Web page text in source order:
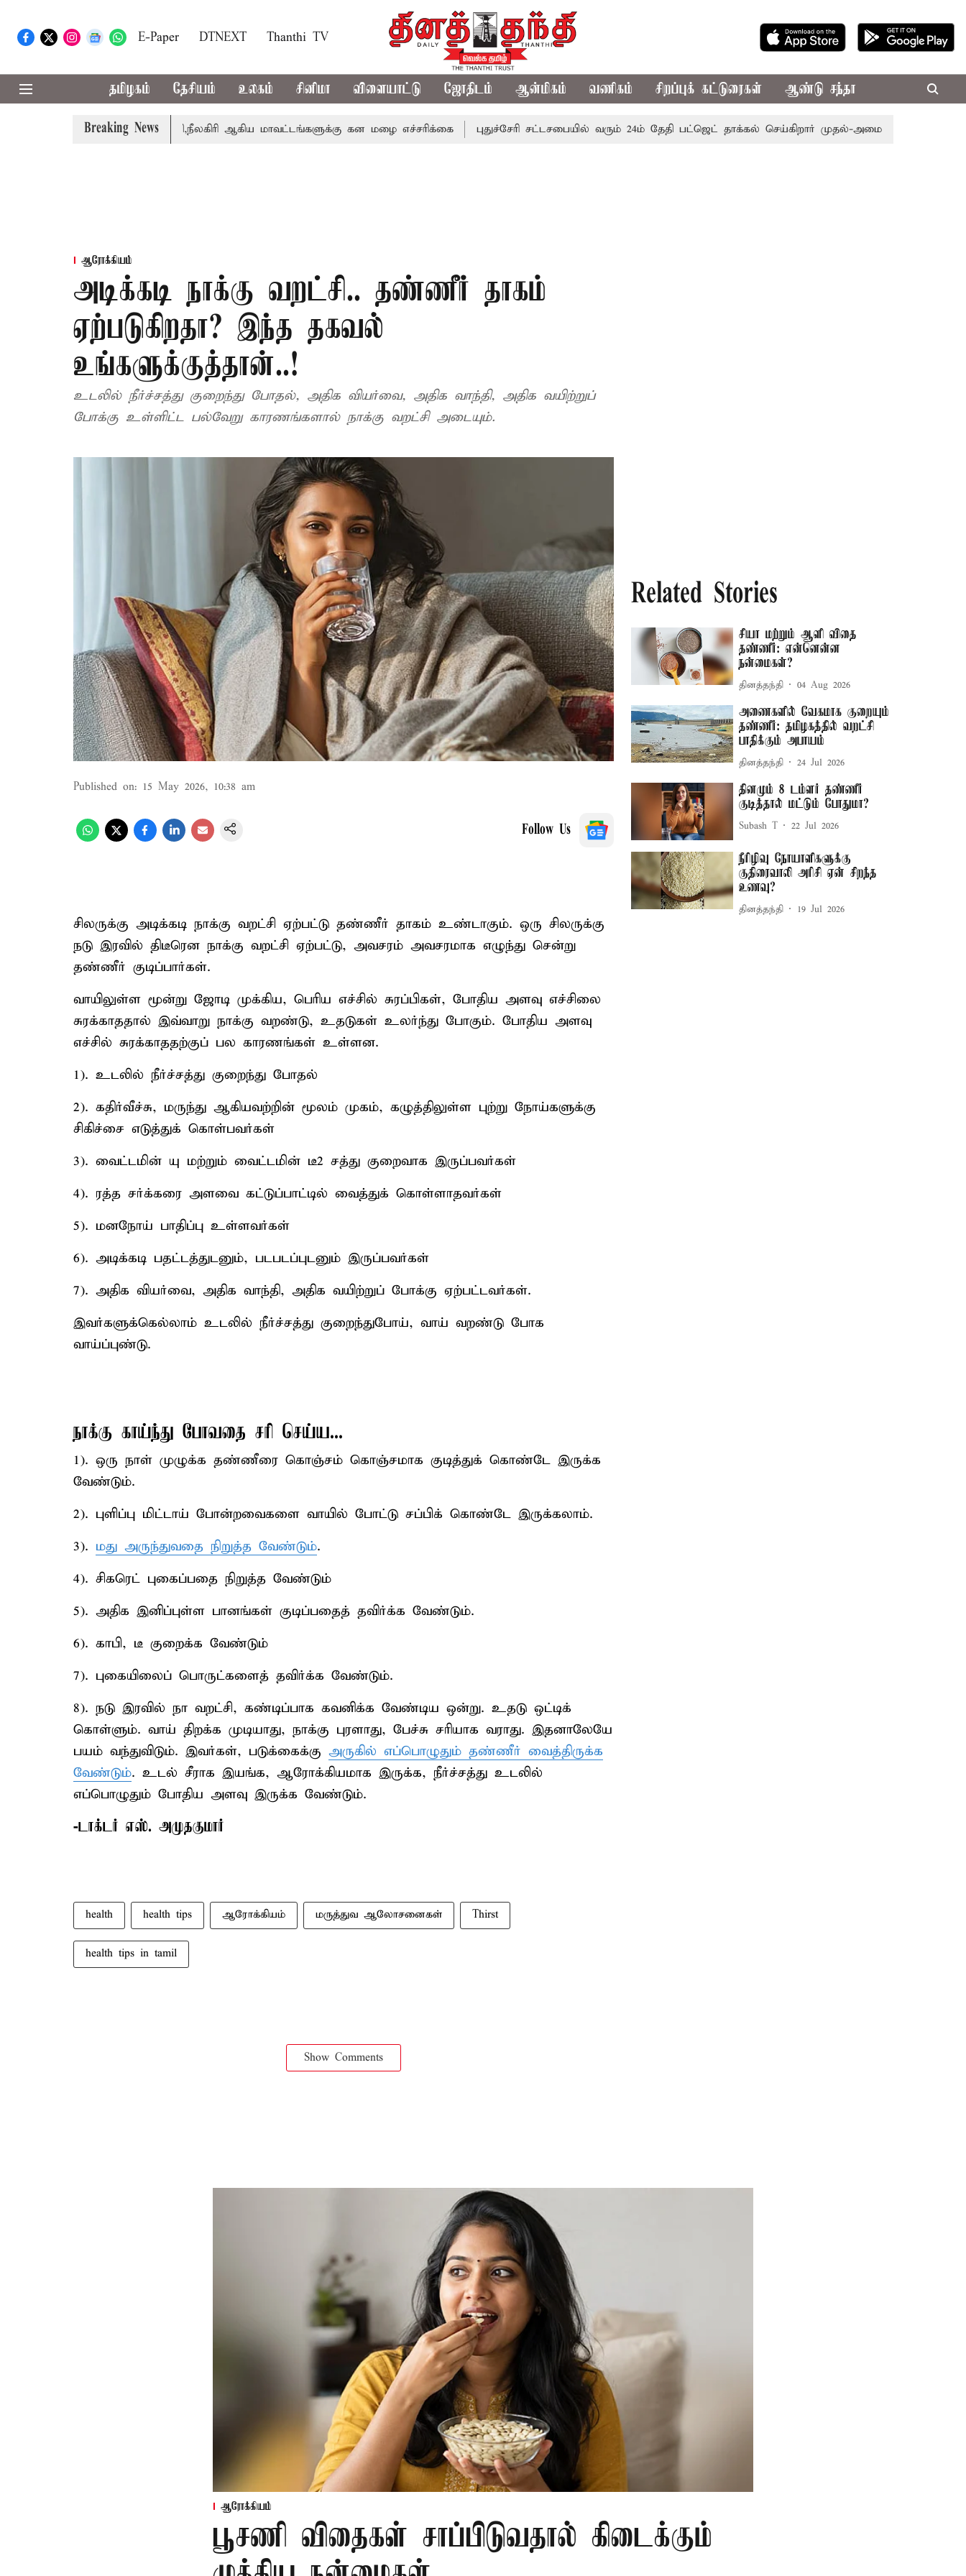
E-Paper DTNEXT Thanthi TV
தமிழகம் தேசியம் உலகம் சினிமா விளையாட்டு ஜோதிடம் ஆன்மிகம் வணிகம் சிறப்புக் கட்டுரைகள் ஆண்டு சந்தா
Breaking News
கோவை, தேனி,நீலகிரி ஆகிய மாவட்டங்களுக்கு கன மழை எச்சரிக்கை புதுச்சேரி சட்டசபையில் வரும் 24ம் தேதி பட்ஜெட் தாக்கல் செய்கிறார் முதல்-அமைச்சர் ரங்கசாமி
ஆரோக்கியம்
அடிக்கடி நாக்கு வறட்சி.. தண்ணீர் தாகம்
ஏற்படுகிறதா? இந்த தகவல்
உங்களுக்குத்தான்..!
உடலில் நீர்ச்சத்து குறைந்து போதல், அதிக வியர்வை, அதிக வாந்தி, அதிக வயிற்றுப்
போக்கு உள்ளிட்ட பல்வேறு காரணங்களால் நாக்கு வறட்சி அடையும்.
Published on: 15 May 2026, 10:38 am
Follow Us
சிலருக்கு அடிக்கடி நாக்கு வறட்சி ஏற்பட்டு தண்ணீர் தாகம் உண்டாகும். ஒரு சிலருக்கு
நடு இரவில் திடீரென நாக்கு வறட்சி ஏற்பட்டு, அவசரம் அவசரமாக எழுந்து சென்று
தண்ணீர் குடிப்பார்கள்.
வாயிலுள்ள மூன்று ஜோடி முக்கிய, பெரிய எச்சில் சுரப்பிகள், போதிய அளவு எச்சிலை
சுரக்காததால் இவ்வாறு நாக்கு வறண்டு, உதடுகள் உலர்ந்து போகும். போதிய அளவு
எச்சில் சுரக்காததற்குப் பல காரணங்கள் உள்ளன.
1). உடலில் நீர்ச்சத்து குறைந்து போதல்
2). கதிர்வீச்சு, மருந்து ஆகியவற்றின் மூலம் முகம், கழுத்திலுள்ள புற்று நோய்களுக்கு
சிகிச்சை எடுத்துக் கொள்பவர்கள்
3). வைட்டமின் யு மற்றும் வைட்டமின் டீ2 சத்து குறைவாக இருப்பவர்கள்
4). ரத்த சர்க்கரை அளவை கட்டுப்பாட்டில் வைத்துக் கொள்ளாதவர்கள்
5). மனநோய் பாதிப்பு உள்ளவர்கள்
6). அடிக்கடி பதட்டத்துடனும், படபடப்புடனும் இருப்பவர்கள்
7). அதிக வியர்வை, அதிக வாந்தி, அதிக வயிற்றுப் போக்கு ஏற்பட்டவர்கள்.
இவர்களுக்கெல்லாம் உடலில் நீர்ச்சத்து குறைந்துபோய், வாய் வறண்டு போக
வாய்ப்புண்டு.
நாக்கு காய்ந்து போவதை சரி செய்ய...
1). ஒரு நாள் முழுக்க தண்ணீரை கொஞ்சம் கொஞ்சமாக குடித்துக் கொண்டே இருக்க
வேண்டும்.
2). புளிப்பு மிட்டாய் போன்றவைகளை வாயில் போட்டு சப்பிக் கொண்டே இருக்கலாம்.
3). மது அருந்துவதை நிறுத்த வேண்டும்.
4). சிகரெட் புகைப்பதை நிறுத்த வேண்டும்
5). அதிக இனிப்புள்ள பானங்கள் குடிப்பதைத் தவிர்க்க வேண்டும்.
6). காபி, டீ குறைக்க வேண்டும்
7). புகையிலைப் பொருட்களைத் தவிர்க்க வேண்டும்.
8). நடு இரவில் நா வறட்சி, கண்டிப்பாக கவனிக்க வேண்டிய ஒன்று. உதடு ஒட்டிக்
கொள்ளும். வாய் திறக்க முடியாது, நாக்கு புரளாது, பேச்சு சரியாக வராது. இதனாலேயே
பயம் வந்துவிடும். இவர்கள், படுக்கைக்கு அருகில் எப்பொழுதும் தண்ணீர் வைத்திருக்க
வேண்டும். உடல் சீராக இயங்க, ஆரோக்கியமாக இருக்க, நீர்ச்சத்து உடலில்
எப்பொழுதும் போதிய அளவு இருக்க வேண்டும்.
-டாக்டர் எஸ். அமுதகுமார்
health health tips ஆரோக்கியம் மருத்துவ ஆலோசனைகள் Thirst
health tips in tamil
Show Comments
Related Stories
சியா மற்றும் ஆளி விதை
தண்ணீர்: என்னென்ன
நன்மைகள்?
தினத்தந்தி 04 Aug 2026
அணைகளில் வேகமாக குறையும்
தண்ணீர்: தமிழகத்தில் வறட்சி
பாதிக்கும் அபாயம்
தினத்தந்தி 24 Jul 2026
தினமும் 8 டம்ளர் தண்ணீர்
குடித்தால் மட்டும் போதுமா?
Subash T 22 Jul 2026
நீரிழிவு நோயாளிகளுக்கு
குதிரைவாலி அரிசி ஏன் சிறந்த
உணவு?
தினத்தந்தி 19 Jul 2026
ஆரோக்கியம்
பூசணி விதைகள் சாப்பிடுவதால் கிடைக்கும்